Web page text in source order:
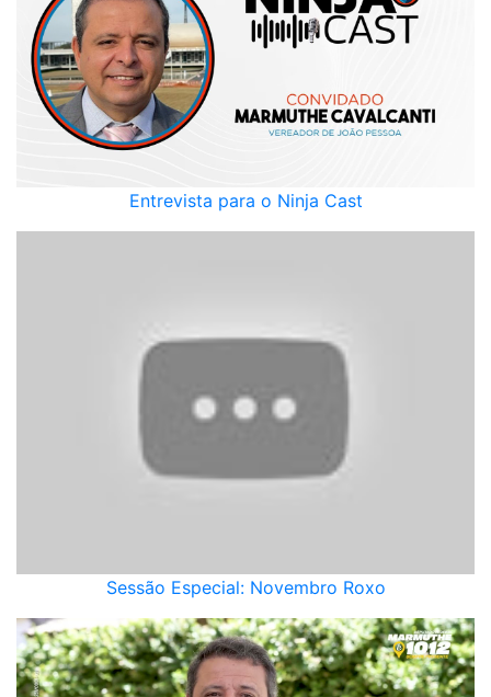
Entrevista para o Ninja Cast
Sessão Especial: Novembro Roxo